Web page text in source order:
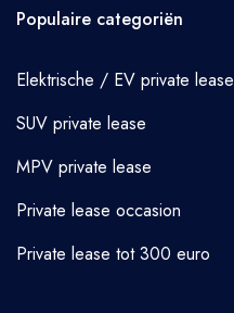
Populaire categoriën
Elektrische / EV private lease
SUV private lease
MPV private lease
Private lease occasion
Private lease tot 300 euro